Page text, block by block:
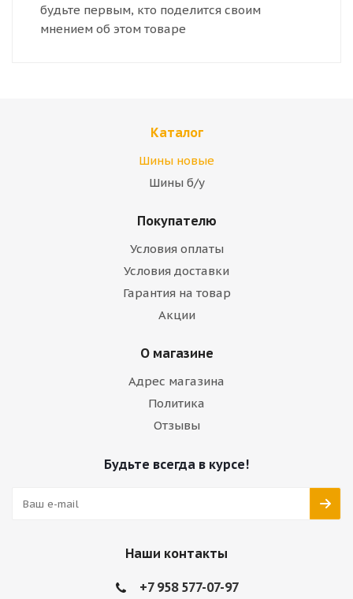
будьте первым, кто поделится своим
мнением об этом товаре
Каталог
Шины новые
Шины б/у
Покупателю
Условия оплаты
Условия доставки
Гарантия на товар
Акции
О магазине
Адрес магазина
Политика
Отзывы
Будьте всегда в курсе!
Наши контакты
+7 958 577-07-97